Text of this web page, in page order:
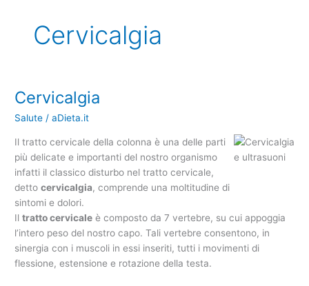
Cervicalgia
Cervicalgia
Salute /aDieta.it
Il tratto cervicale della colonna è una delle parti
più delicate e importanti del nostro organismo
infatti il classico disturbo nel tratto cervicale,
dettocervicalgia, comprende una moltitudine di
sintomi e dolori.
Iltratto cervicale è composto da 7 vertebre, su cui appoggia
l’intero peso del nostro capo. Tali vertebre consentono, in
sinergia con i muscoli in essi inseriti, tutti i movimenti di
flessione, estensione e rotazione della testa.
Cervicalgia